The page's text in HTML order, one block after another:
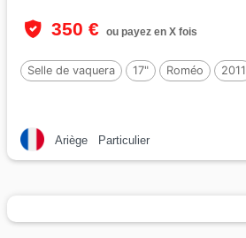
350 € ou payez en X fois
Selle de vaquera 17" Roméo 2011
Ariège Particulier